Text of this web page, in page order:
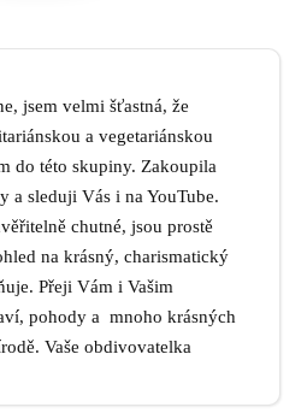
jsem velmi šťastná, že
a vegetariánskou
do této skupiny. Zakoupila
a sleduji Vás i na YouTube.
chutné, jsou prostě
na krásný, charismatický
Přeji Vám i Vašim
pohody a mnoho krásných
Vaše obdivovatelka